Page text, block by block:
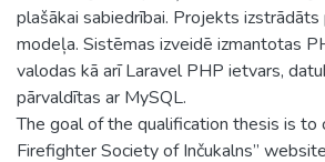
plašākai sabiedrībai. Projekts izstrādāts
modeļa. Sistēmas izveidē izmantotas
valodas kā arī Laravel PHP ietvars,
pārvaldītas ar MySQL.
The goal of the qualification thesis is to
Firefighter Society of Inčukalns”